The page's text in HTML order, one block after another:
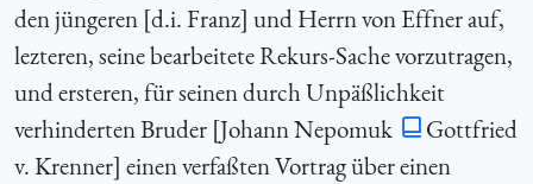
den jüngeren [d.i. Franz] und Herrn von Effner auf,
lezteren, seine bearbeitete Rekurs-Sache vorzutragen,
und ersteren, für seinen durch Unpäßlichkeit
verhinderten Bruder [Johann Nepomuk
Gottfried
v. Krenner] einen verfaßten Vortrag über einen